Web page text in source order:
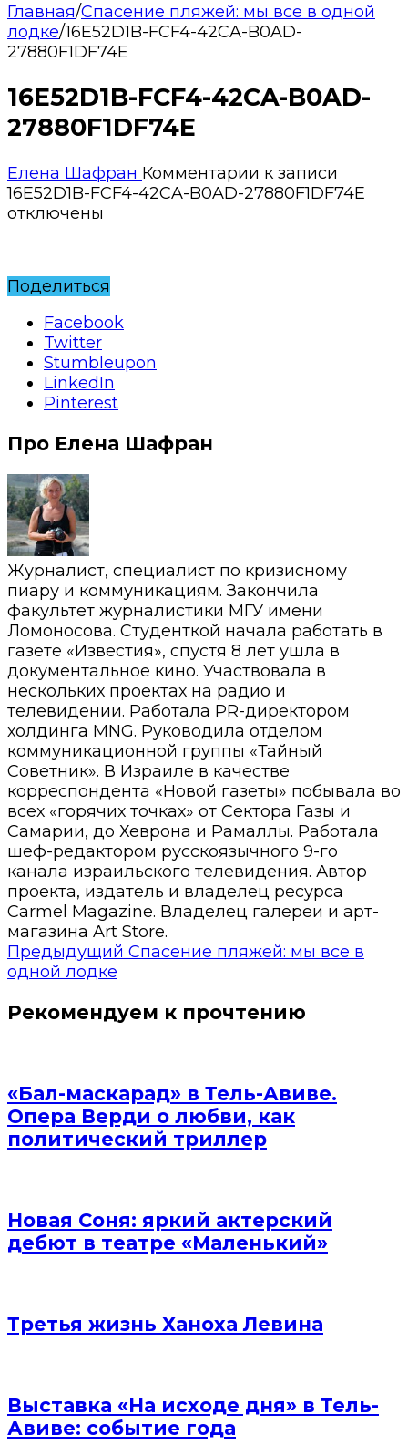
Главная/Спасение пляжей: мы все в одной
лодке/16E52D1B-FCF4-42CA-B0AD-
27880F1DF74E
16E52D1B-FCF4-42CA-B0AD-
27880F1DF74E
Елена Шафран Комментарии к записи
16E52D1B-FCF4-42CA-B0AD-27880F1DF74E
отключены
Поделиться
Facebook
Twitter
Stumbleupon
LinkedIn
Pinterest
Про Елена Шафран
Журналист, специалист по кризисному
пиару и коммуникациям. Закончила
факультет журналистики МГУ имени
Ломоносова. Студенткой начала работать в
газете «Известия», спустя 8 лет ушла в
документальное кино. Участвовала в
нескольких проектах на радио и
телевидении. Работала PR-директором
холдинга MNG. Руководила отделом
коммуникационной группы «Тайный
Советник». В Израиле в качестве
корреспондента «Новой газеты» побывала во
всех «горячих точках» от Сектора Газы и
Самарии, до Хеврона и Рамаллы. Работала
шеф-редактором русскоязычного 9-го
канала израильского телевидения. Автор
проекта, издатель и владелец ресурса
Carmel Magazine. Владелец галереи и арт-
магазина Art Store.
Предыдущий Спасение пляжей: мы все в
одной лодке
Рекомендуем к прочтению
«Бал-маскарад» в Тель-Авиве.
Опера Верди о любви, как
политический триллер
Новая Соня: яркий актерский
дебют в театре «Маленький»
Третья жизнь Ханоха Левина
Выставка «На исходе дня» в Тель-
Авиве: событие года